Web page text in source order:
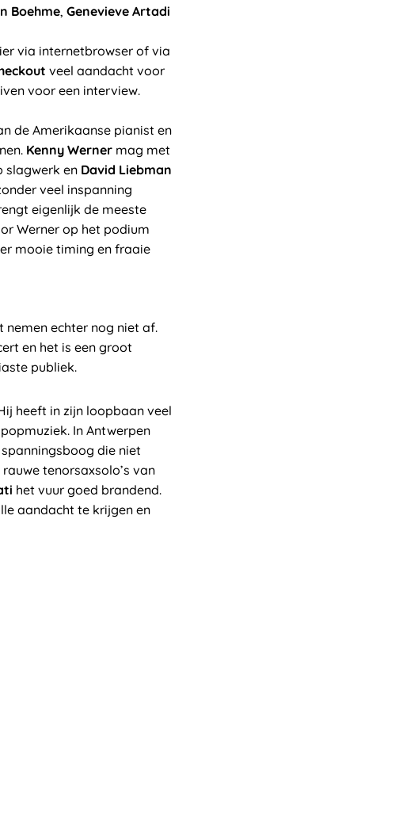
Boehme, Genevieve Artadi
via internetbrowser of via
veel aandacht voor
voor een interview.
de Amerikaanse pianist en
Kenny Werner mag met
slagwerk en David Liebman
veel inspanning
eigenlijk de meeste
Werner op het podium
mooie timing en fraaie
nemen echter nog niet af.
en het is een groot
publiek.
heeft in zijn loopbaan veel
In Antwerpen
die niet
tenorsaxsolo’s van
het vuur goed brandend.
aandacht te krijgen en